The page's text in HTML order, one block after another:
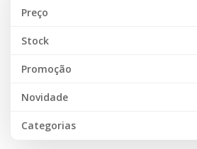
Preço
Stock
Promoção
Novidade
Categorias